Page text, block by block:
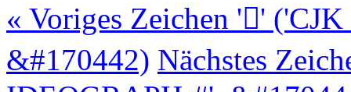
« Voriges Zeichen '𩧊'
&#170442) Nächstes